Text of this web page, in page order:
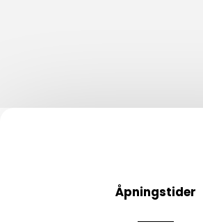
Åpningstider